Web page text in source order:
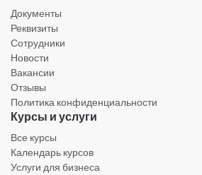
Документы
Реквизиты
Сотрудники
Новости
Вакансии
Отзывы
Политика конфиденциальности
Курсы и услуги
Все курсы
Календарь курсов
Услуги для бизнеса